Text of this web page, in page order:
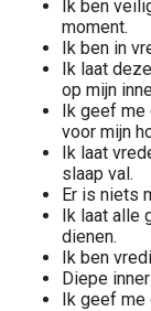
Ik ben
moment.
Ik ben in
Ik laat
op mijn
Ik geef me
voor mijn
Ik laat
slaap val.
Er is niets
Ik laat alle
dienen.
Ik ben
Diepe
Ik geef me